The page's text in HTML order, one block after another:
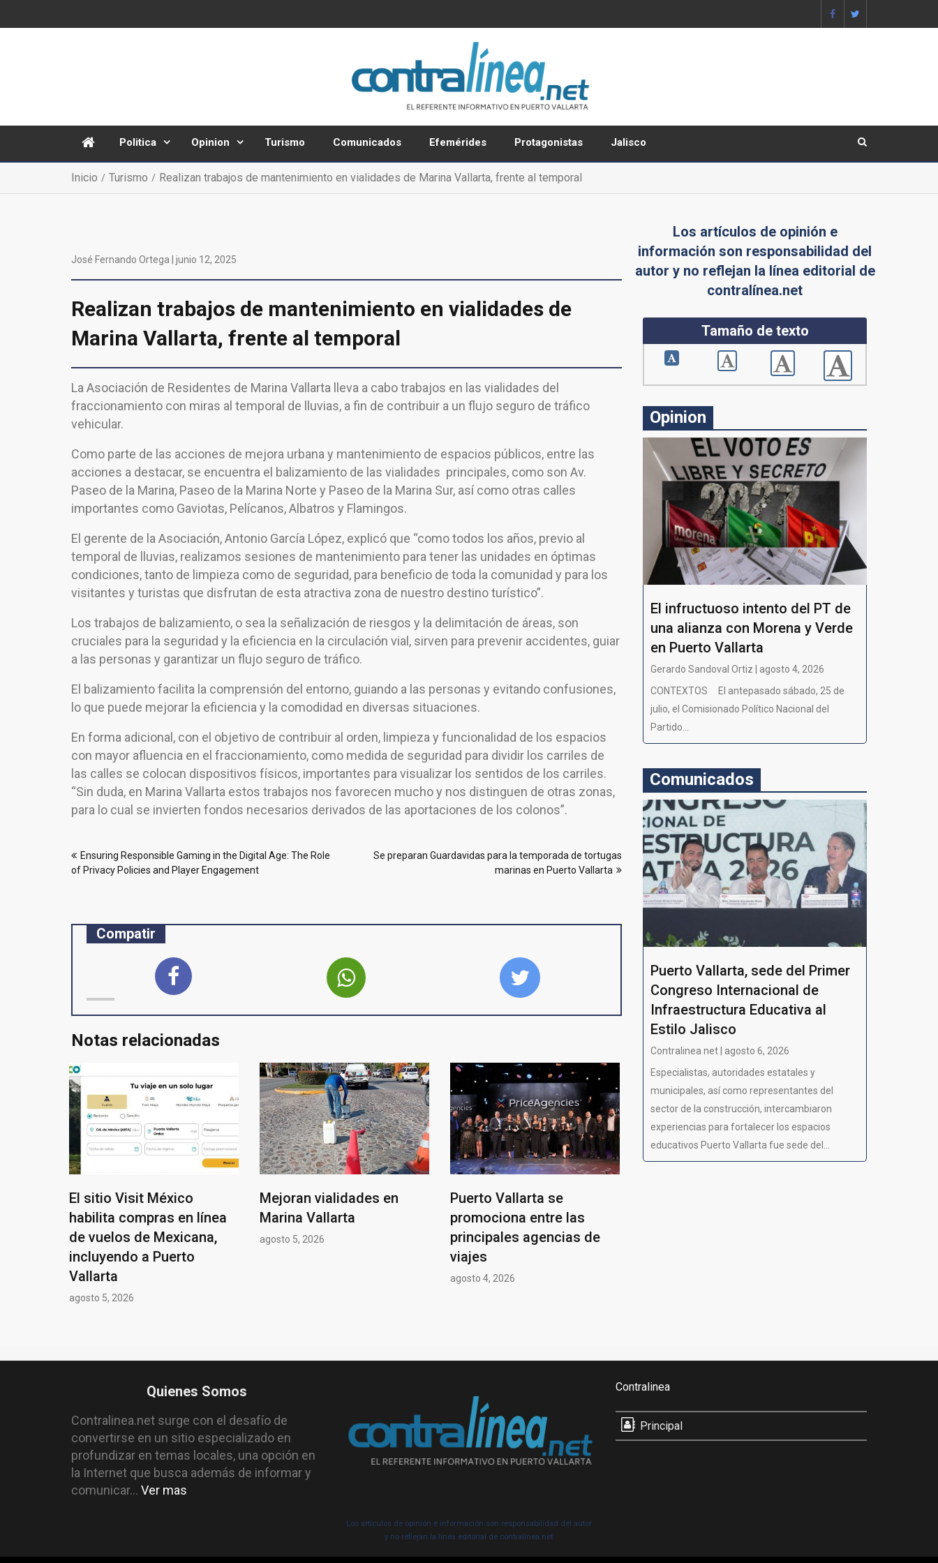
Politica Opinion Turismo Comunicados Efemérides Protagonistas Jalisco
Inicio Turismo Realizan trabajos de mantenimiento en vialidades de Marina Vallarta, frente al temporal
José Fernando Ortega | junio 12, 2025
Realizan trabajos de mantenimiento en vialidades de
Marina Vallarta, frente al temporal
La Asociación de Residentes de Marina Vallarta lleva a cabo trabajos en las vialidades del
fraccionamiento con miras al temporal de lluvias, a fin de contribuir a un flujo seguro de tráfico
vehicular.
Como parte de las acciones de mejora urbana y mantenimiento de espacios públicos, entre las
acciones a destacar, se encuentra el balizamiento de las vialidades principales, como son Av.
Paseo de la Marina, Paseo de la Marina Norte y Paseo de la Marina Sur, así como otras calles
importantes como Gaviotas, Pelícanos, Albatros y Flamingos.
El gerente de la Asociación, Antonio García López, explicó que “como todos los años, previo al
temporal de lluvias, realizamos sesiones de mantenimiento para tener las unidades en óptimas
condiciones, tanto de limpieza como de seguridad, para beneficio de toda la comunidad y para los
visitantes y turistas que disfrutan de esta atractiva zona de nuestro destino turístico”.
Los trabajos de balizamiento, o sea la señalización de riesgos y la delimitación de áreas, son
cruciales para la seguridad y la eficiencia en la circulación vial, sirven para prevenir accidentes, guiar
a las personas y garantizar un flujo seguro de tráfico.
El balizamiento facilita la comprensión del entorno, guiando a las personas y evitando confusiones,
lo que puede mejorar la eficiencia y la comodidad en diversas situaciones.
En forma adicional, con el objetivo de contribuir al orden, limpieza y funcionalidad de los espacios
con mayor afluencia en el fraccionamiento, como medida de seguridad para dividir los carriles de
las calles se colocan dispositivos físicos, importantes para visualizar los sentidos de los carriles.
“Sin duda, en Marina Vallarta estos trabajos nos favorecen mucho y nos distinguen de otras zonas,
para lo cual se invierten fondos necesarios derivados de las aportaciones de los colonos”.
deEnsuring Responsible Gaming in the Digital Age: The Role
of Privacy Policies and Player Engagement
Se preparan Guardavidas para la temporada de tortugas
marinas en Puerto Vallarta
Compatir
Notas relacionadas
El sitio Visit México
habilita compras en línea
de vuelos de Mexicana,
incluyendo a Puerto
Vallarta
agosto 5, 2026
Mejoran vialidades en
Marina Vallarta
agosto 5, 2026
Puerto Vallarta se
promociona entre las
principales agencias de
viajes
agosto 4, 2026
Los artículos de opinión e
información son responsabilidad del
autor y no reflejan la línea editorial de
contralínea.net
Tamaño de texto
Opinion
El infructuoso intento del PT de
una alianza con Morena y Verde
en Puerto Vallarta
Gerardo Sandoval Ortiz | agosto 4, 2026
CONTEXTOS El antepasado sábado, 25 de
julio, el Comisionado Político Nacional del
Partido...
Comunicados
Puerto Vallarta, sede del Primer
Congreso Internacional de
Infraestructura Educativa al
Estilo Jalisco
Contralinea net | agosto 6, 2026
Especialistas, autoridades estatales y
municipales, así como representantes del
sector de la construcción, intercambiaron
experiencias para fortalecer los espacios
educativos Puerto Vallarta fue sede del...
Quienes Somos
Contralinea.net surge con el desafío de
convertirse en un sitio especializado en
profundizar en temas locales, una opción en
la Internet que busca además de informar y
comunicar... Ver mas
Los artículos de opinión e información son responsabilidad del autor
y no reflejan la línea editorial de contralínea.net
Contralinea
Principal